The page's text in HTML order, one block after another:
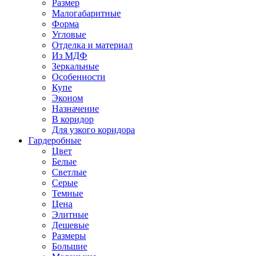
Размер
Малогабаритные
Форма
Угловые
Отделка и материал
Из МДФ
Зеркальные
Особенности
Купе
Эконом
Назначение
В коридор
Для узкого коридора
Гардеробные
Цвет
Белые
Светлые
Серые
Темные
Цена
Элитные
Дешевые
Размеры
Большие